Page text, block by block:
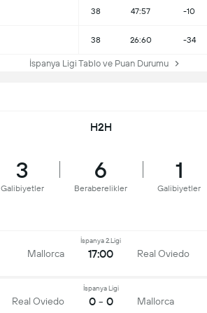
38 47:57 -10
38 26:60 -34
İspanya Ligi Tablo ve Puan Durumu
H2H
3
Galibiyetler
6
Beraberelikler
1
Galibiyetler
Mallorca
İspanya 2.Ligi
17:00 Real Oviedo
Real Oviedo
İspanya Ligi
0 - 0 Mallorca